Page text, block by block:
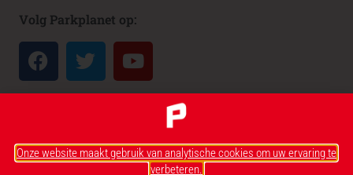
Volg Parkplanet op:
Onze website maakt gebruik van analytische cookies om uw ervaring te
verbeteren.